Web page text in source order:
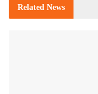
Related News